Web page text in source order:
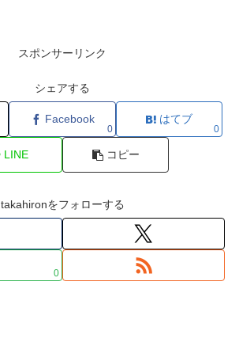
スポンサーリンク
シェアする
Facebook
0
はてブ
0
LINE コピー
takahironをフォローする
0